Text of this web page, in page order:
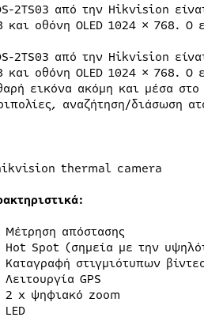
2TS03 από την Hikvision
και οθόνη OLED 1024 × 768. Ο
2TS03 από την Hikvision
και οθόνη OLED 1024 × 768. Ο
εικόνα ακόμη και μέσα
αναζήτηση/διάσωση
Μέτρηση απόστασης
Hot Spot (σημεία με την
Καταγραφή στιγμιότυπων
Λειτουργία GPS
2 x ψηφιακό zoom
LED